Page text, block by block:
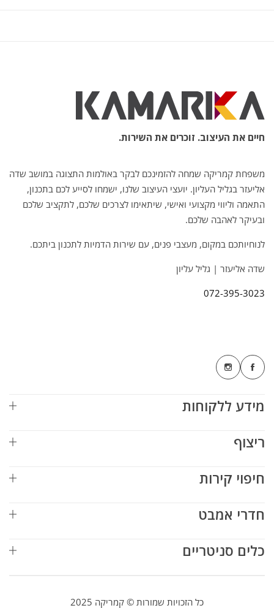
חיים את העיצוב. זוכרים את השירות.
משפחת קמריקה שמחה להזמינכם לבקר באולמות התצוגה במושב שדה
אליעזר בגליל העליון. יועצי העיצוב שלנו, ישמחו לסייע לכם בתכנון,
התאמה וליווי מקצועי ואישי, שיתאימו לצרכים שלכם, לתקציב שלכם
ובעיקר לאהבה שלכם.
לנוחיותכם במקום, מעצבי פנים, עם שירות הדמיות לתכנון ביתכם.
שדה אליעזר | גליל עליון
072-395-3023
מידע ללקוחות
ריצוף
חיפוי קירות
חדרי אמבט
כלים סניטריים
כל הזכויות שמורות © קמריקה 2025